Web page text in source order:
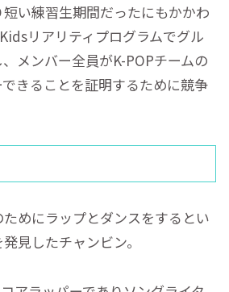
い練習生期間だったにもかかわ
リアリティプログラムでグル
メンバー全員がK-POPチームの
きることを証明するために競争
めにラップとダンスをするとい
見したチャンビン。